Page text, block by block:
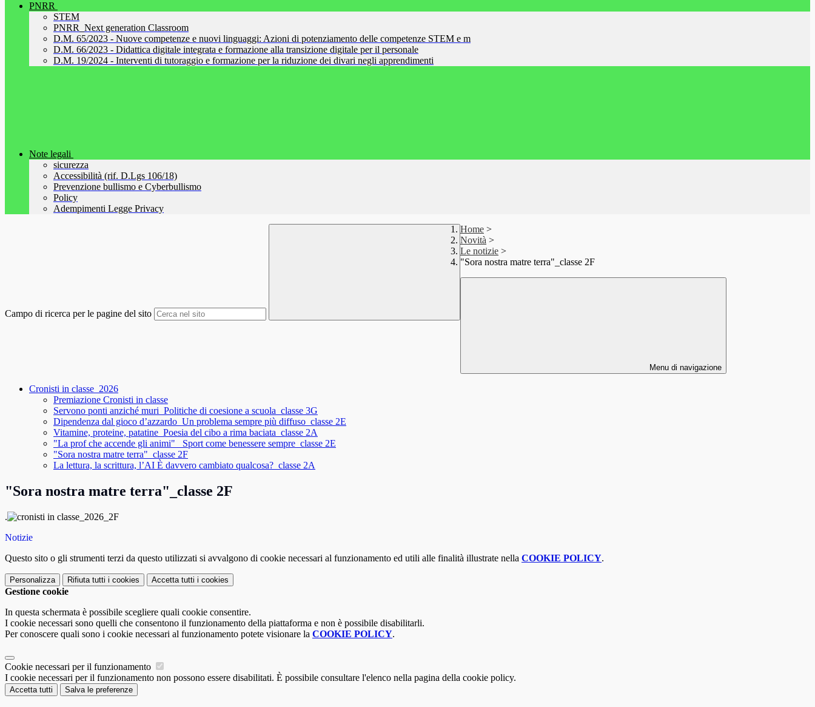
PNRR
STEM
PNRR_Next generation Classroom
D.M. 65/2023 - Nuove competenze e nuovi linguaggi: Azioni di potenziamento delle competenze STEM e m
D.M. 66/2023 - Didattica digitale integrata e formazione alla transizione digitale per il personale
D.M. 19/2024 - Interventi di tutoraggio e formazione per la riduzione dei divari negli apprendimenti
Note legali
sicurezza
Accessibilità (rif. D.Lgs 106/18)
Prevenzione bullismo e Cyberbullismo
Policy
Adempimenti Legge Privacy
Campo di ricerca per le pagine del sito
Home >
Novità >
Le notizie >
"Sora nostra matre terra"_classe 2F
Menu di navigazione
Cronisti in classe_2026
Premiazione Cronisti in classe
Servono ponti anziché muri_Politiche di coesione a scuola_classe 3G
Dipendenza dal gioco d’azzardo_Un problema sempre più diffuso_classe 2E
Vitamine, proteine, patatine_Poesia del cibo a rima baciata_classe 2A
"La prof che accende gli animi" _Sport come benessere sempre_classe 2E
"Sora nostra matre terra"_classe 2F
La lettura, la scrittura, l’AI È davvero cambiato qualcosa?_classe 2A
"Sora nostra matre terra"_classe 2F
.
Notizie
Questo sito o gli strumenti terzi da questo utilizzati si avvalgono di cookie necessari al funzionamento ed utili alle finalità illustrate nella COOKIE POLICY.
Personalizza Rifiuta tutti i cookies Accetta tutti i cookies
Gestione cookie
In questa schermata è possibile scegliere quali cookie consentire.
I cookie necessari sono quelli che consentono il funzionamento della piattaforma e non è possibile disabilitarli.
Per conoscere quali sono i cookie necessari al funzionamento potete visionare la COOKIE POLICY.
Cookie necessari per il funzionamento
I cookie necessari per il funzionamento non possono essere disabilitati. È possibile consultare l'elenco nella pagina della cookie policy.
Accetta tutti Salva le preferenze